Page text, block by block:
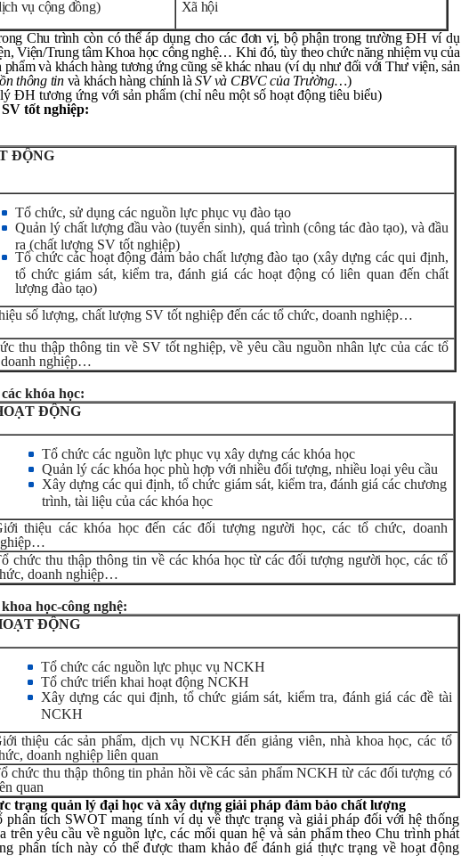
vụ cộng đồng)
Xã hội
Chu trình còn có thể áp dụng cho các đơn vị, bộ phận trong trường ĐH ví dụ
Viện/Trung tâm Khoa học công nghệ… Khi đó, tùy theo chức năng nhiệm vụ của
phẩm và khách hàng tương ứng cũng sẽ khác nhau (ví dụ như đối với Thư viện, sản
thông tinvà khách hàng chính làSV và CBVC của Trường…)
ĐH tương ứng với sản phẩm (chỉ nêu một số hoạt động tiêu biểu)
tốt nghiệp:
ĐỘNG
Tổ chức, sử dụng các nguồn lực phục vụ đào tạo
Quản lý chất lượng đầu vào (tuyển sinh), quá trình (công tác đào tạo), và đầu
ra (chất lượng SV tốt nghiệp)
Tổ chức các hoạt động đảm bảo chất lượng đào tạo (xây dựng các qui định,
tổ chức giám sát, kiểm tra, đánh giá các hoạt động có liên quan đến chất
lượng đào tạo)
số lượng, chất lượng SV tốt nghiệp đến các tổ chức, doanh nghiệp…
thu thập thông tin về SV tốt nghiệp, về yêu cầu nguồn nhân lực của các tổ
nghiệp…
khóa học:
ĐỘNG
Tổ chức các nguồn lực phục vụ xây dựng các khóa học
Quản lý các khóa học phù hợp với nhiều đối tượng, nhiều loại yêu cầu
Xây dựng các qui định, tổ chức giám sát, kiểm tra, đánh giá các chương
trình, tài liệu của các khóa học
thiệu các khóa học đến các đối tượng người học, các tổ chức, doanh
chức thu thập thông tin về các khóa học từ các đối tượng người học, các tổ
doanh nghiệp…
học-công nghệ:
ĐỘNG
Tổ chức các nguồn lực phục vụ NCKH
Tổ chức triển khai hoạt động NCKH
Xây dựng các qui định, tổ chức giám sát, kiểm tra, đánh giá các đề tài
NCKH
thiệu các sản phẩm, dịch vụ NCKH đến giảng viên, nhà khoa học, các tổ
doanh nghiệp liên quan
chức thu thập thông tin phản hồi về các sản phẩm NCKH từ các đối tượng có
quan
trạng quản lý đại học và xây dựng giải pháp đảm bảo chất lượng
phân tích SWOT mang tính ví dụ về thực trạng và giải pháp đối với hệ thống
yêu cầu về nguồn lực, các mối quan hệ và sản phẩm theo Chu trình phát
phân tích này có thể được tham khảo để đánh giá thực trạng về hoạt động